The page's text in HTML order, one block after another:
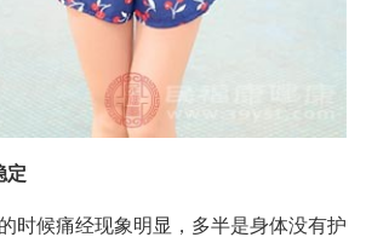
定
时候痛经现象明显，多半是身体没有护